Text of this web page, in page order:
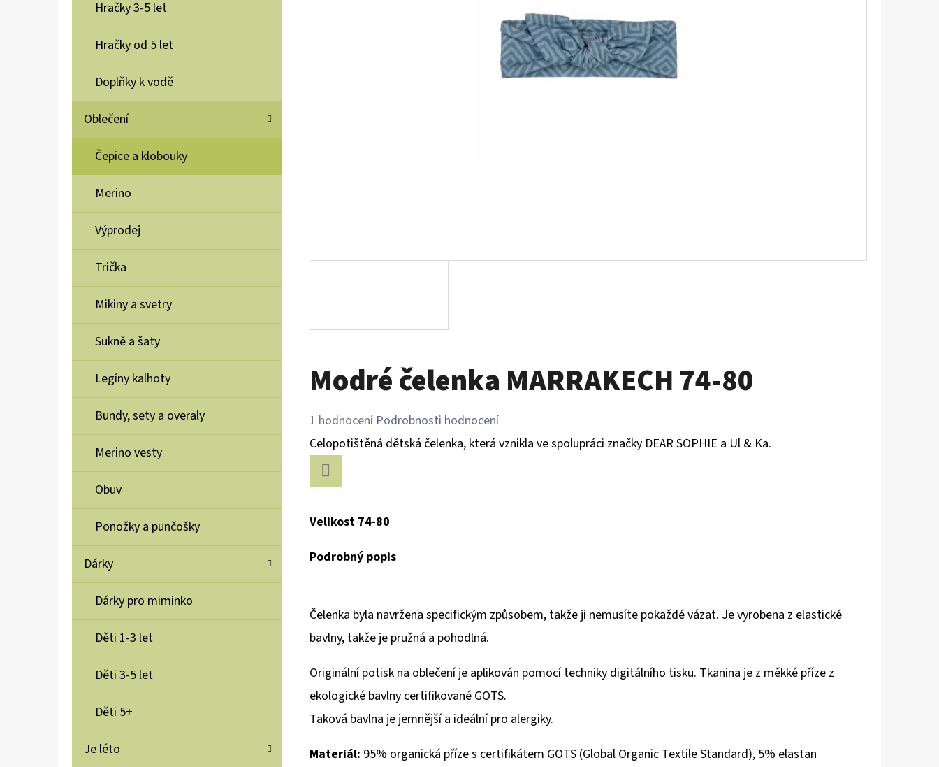
Hračky 3-5 let
Hračky od 5 let
Doplňky k vodě
Oblečení
Čepice a klobouky
Merino
Výprodej
Trička
Mikiny a svetry
Sukně a šaty
Legíny kalhoty
Bundy, sety a overaly
Merino vesty
Obuv
Ponožky a punčošky
Dárky
Dárky pro miminko
Děti 1-3 let
Děti 3-5 let
Děti 5+
Je léto
Modré čelenka MARRAKECH 74-80
Průměrné
hodnocení
produktu
je
5
1 hodnocení Podrobnosti hodnocení
Celopotištěná dětská čelenka, která vznikla ve spolupráci značky DEAR SOPHIE a Ul & Ka.
Velikost 74-80
Podrobný popis
Čelenka byla navržena specifickým způsobem, takže ji nemusíte pokaždé vázat. Je vyrobena z elastické
bavlny, takže je pružná a pohodlná.
Originální potisk na oblečení je aplikován pomocí techniky digitálního tisku. Tkanina je z měkké příze z
ekologické bavlny certifikované GOTS.
Taková bavlna je jemnější a ideální pro alergiky.
Materiál: 95% organická příze s certifikátem GOTS (Global Organic Textile Standard), 5% elastan
TĚLOVÝ KRÉM CREMA CORPO, 250 ML
COLOR KIDS DĚTSKÉ SANDÁLY PINK
LEMONADE
299 Kč